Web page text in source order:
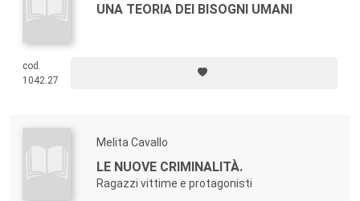
UNA TEORIA DEI BISOGNI UMANI
cod.
1042.27
Melita Cavallo
LE NUOVE CRIMINALITÀ.
Ragazzi vittime e protagonisti